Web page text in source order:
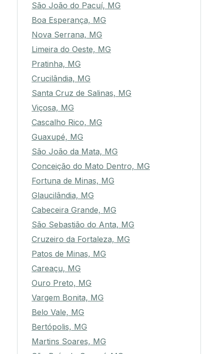
São João do Pacuí, MG
Boa Esperança, MG
Nova Serrana, MG
Limeira do Oeste, MG
Pratinha, MG
Crucilândia, MG
Santa Cruz de Salinas, MG
Viçosa, MG
Cascalho Rico, MG
Guaxupé, MG
São João da Mata, MG
Conceição do Mato Dentro, MG
Fortuna de Minas, MG
Glaucilândia, MG
Cabeceira Grande, MG
São Sebastião do Anta, MG
Cruzeiro da Fortaleza, MG
Patos de Minas, MG
Careaçu, MG
Ouro Preto, MG
Vargem Bonita, MG
Belo Vale, MG
Bertópolis, MG
Martins Soares, MG